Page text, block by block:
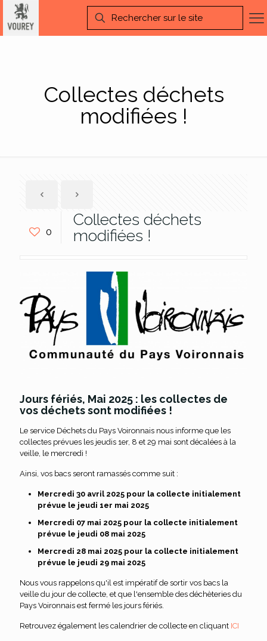
Collectes déchets
modifiées !
0
Collectes déchets
modifiées !
Jours fériés, Mai 2025 : les collectes de
vos déchets sont modifiées !
Le service Déchets du Pays Voironnais nous informe que les
collectes prévues les jeudis 1er, 8 et 29 mai sont décalées à la
veille, le mercredi !
Ainsi, vos bacs seront ramassés comme suit :
Mercredi 30 avril 2025 pour la collecte initialement
prévue le jeudi 1er mai 2025
Mercredi 07 mai 2025 pour la collecte initialement
prévue le jeudi 08 mai 2025
Mercredi 28 mai 2025 pour la collecte initialement
prévue le jeudi 29 mai 2025
Nous vous rappelons qu'il est impératif de sortir vos bacs la
veille du jour de collecte, et que l'ensemble des déchèteries du
Pays Voironnais est fermé les jours fériés.
Retrouvez également les calendrier de collecte en cliquant ICI